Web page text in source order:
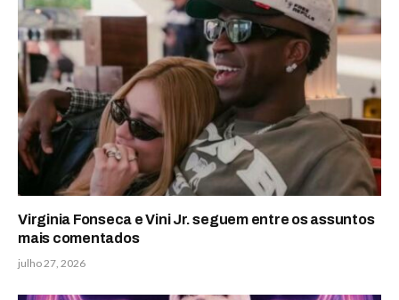
Virginia Fonseca e Vini Jr. seguem entre os assuntos
mais comentados
julho 27, 2026